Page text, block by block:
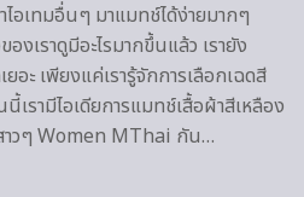
อเทมอื่นๆ มาแมทช์ได้ง่ายมากๆ
งเราดูมีอะไรมากขึ้นแล้ว เรายัง
อะ เพียงแค่เรารู้จักการเลือกเฉดสี
เรามีไอเดียการแมทช์เสื้อผ้าสีเหลือง
าวๆ Women MThai กัน…